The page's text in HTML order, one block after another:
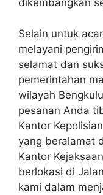
dikembangkan
Selain untuk
melayani
selamat dan
pemerintahan
wilayah
pesanan Anda
Kantor
yang beralamat
Kantor
berlokasi di
kami dalam